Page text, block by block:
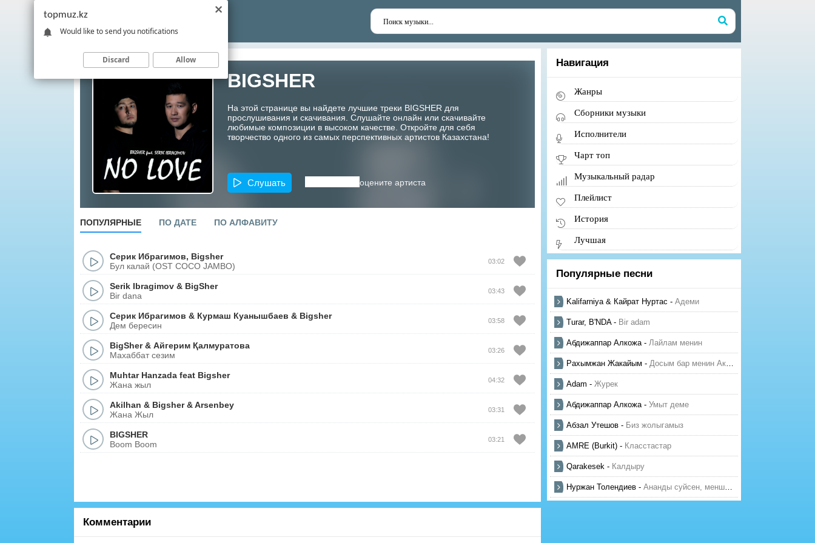
BIGSHER
На этой странице вы найдете лучшие треки BIGSHER для
прослушивания и скачивания. Слушайте онлайн или скачивайте
любимые композиции в высоком качестве. Откройте для себя
творчество одного из самых перспективных артистов Казахстана!
Слушать оцените артиста
ПОПУЛЯРНЫЕ ПО ДАТЕ ПО АЛФАВИТУ
Серик Ибрагимов, Bigsher
Бул калай (OST COCO JAMBO)
03:02
Serik Ibragimov & BigSher
Bir dana
03:43
Серик Ибрагимов & Курмаш Куанышбаев & Bigsher
Дем бересин
03:58
BigSher& Айгерим Қалмуратова
Махаббат сезим
03:26
Muhtar Hanzada feat Bigsher
Жана жыл
04:32
Akilhan & Bigsher&Arsenbey
Жана Жыл
03:31
BIGSHER
Boom Boom
03:21
Комментарии
Навигация
Жанры
Сборники музыки
Исполнители
Чарт топ
Музыкальный радар
Плейлист
История
Лучшая
Популярные песни
Kalifarniya & Кайрат Нуртас - Адеми
Turar, B'NDA- Bir adam
Абдижаппар Алкожа- Лайлам менин
Рахымжан Жакайым - Досым бар менин Актауда
Adam - Журек
Абдижаппар Алкожа- Умыт деме
Абзал Утешов - Биз жолыгамыз
AMRE (Burkit) - Класстастар
Qarakesek - Калдыру
Нуржан Толендиев - Ананды суйсен, менше суй
topmuz.kz
Would like to send you notifications
Discard Allow